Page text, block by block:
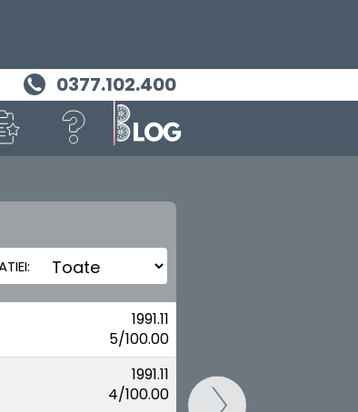
0377.102.400
1991.11
5/100.00
1991.11
4/100.00